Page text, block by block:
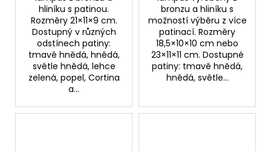
hliníku s patinou.
Rozměry 21×11×9 cm.
Dostupný v různých
odstínech patiny:
tmavě hnědá, hnědá,
světle hnědá, lehce
zelená, popel, Cortina
a...
bronzu a hliníku s
možností výběru z více
patinací. Rozměry
18,5×10×10 cm nebo
23×11×11 cm. Dostupné
patiny: tmavě hnědá,
hnědá, světle...